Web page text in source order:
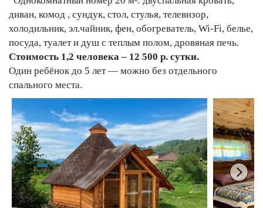
диван, комод , сундук, стол, стулья, телевизор,
холодильник, эл.чайник, фен, обогреватель, Wi-Fi, белье,
посуда, туалет и душ с теплым полом, дровяная печь.
Стоимость 1,2 человека – 12 500 р. сутки.
Один ребёнок до 5 лет — можно без отдельного
спального места.